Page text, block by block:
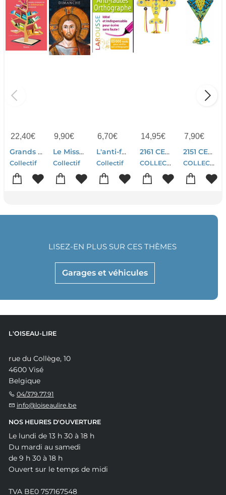
22,40€
Grands Courants De La Litterature Francaise
Collectif
9,90€
Le Missel Pour Chaque Dimanche (edition 2027)
Collectif
6,70€
L'anti-fautes D'orthographe
Collectif
14,95€
2161 CERF VOLANT MAXI PLANE
COLLECTIF
7,90€
2151 CERF VOLANT HIBOO
COLLECTIF
Garages et véhicules
LISEZ-EN PLUS SUR CES THÈMES
L'OISEAU-LIRE
rue du Collège, 10
4600 Visé
Belgique
04/379.77.91
info@loiseaulire.be
NOS HEURES D'OUVERTURE
Le lundi de 13 h 30 à 18 h
Du mardi au samedi
de 9 h 30 à 18 h
Ouvert sur le temps de midi
TVA BE0 757167548